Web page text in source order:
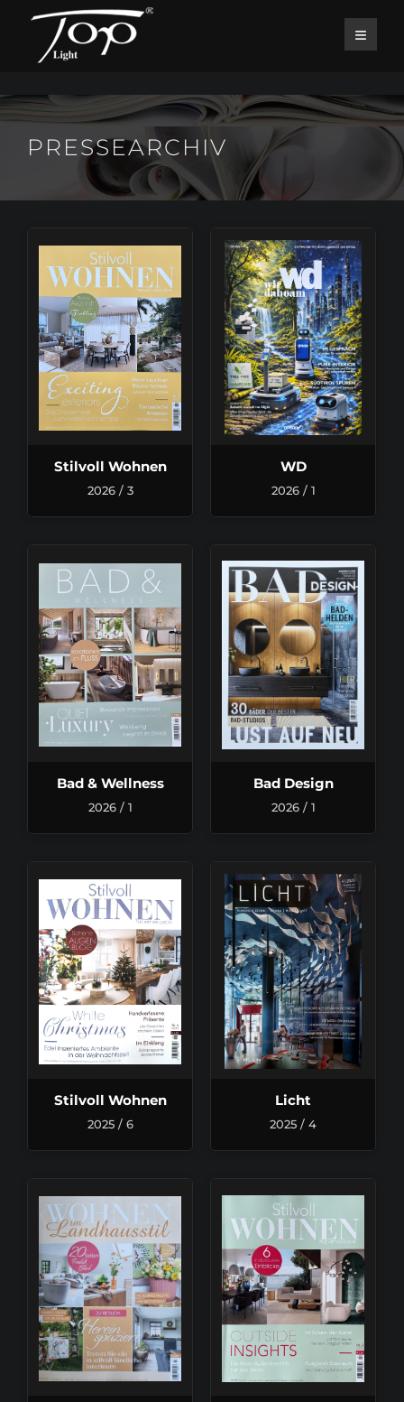
PRESSEARCHIV
Stilvoll Wohnen
2026 / 3
WD
2026 / 1
Bad & Wellness
2026 / 1
Bad Design
2026 / 1
Stilvoll Wohnen
2025 / 6
Licht
2025 / 4